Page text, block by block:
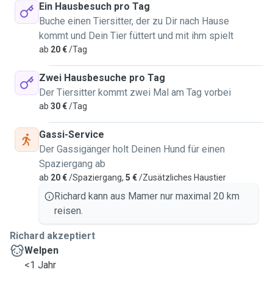
Ein Hausbesuch pro Tag
Buche einen Tiersitter, der zu Dir nach Hause
kommt und Dein Tier füttert und mit ihm spielt
ab 20 €/Tag
Zwei Hausbesuche pro Tag
Der Tiersitter kommt zwei Mal am Tag vorbei
ab 30 €/Tag
Gassi-Service
Der Gassigänger holt Deinen Hund für einen
Spaziergang ab
ab 20 €/Spaziergang, 5 €/Zusätzliches Haustier
Richard kann aus Mamer nur maximal 20 km
reisen.
Richard akzeptiert
Welpen
<1 Jahr